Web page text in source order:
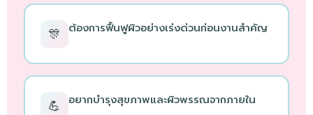
🎊 ต้องการฟื้นฟูผิวอย่างเร่งด่วนก่อนงานสำคัญ
💪 อยากบำรุงสุขภาพและผิวพรรณจากภายใน